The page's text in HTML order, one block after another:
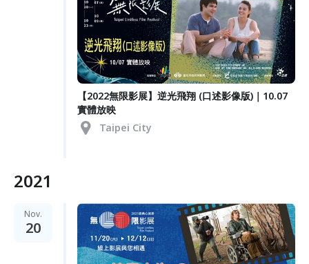
【2022無限影展】逆光飛翔 (口述影像版)｜10.07
實體放映
Taipei City
2021
Nov.
20